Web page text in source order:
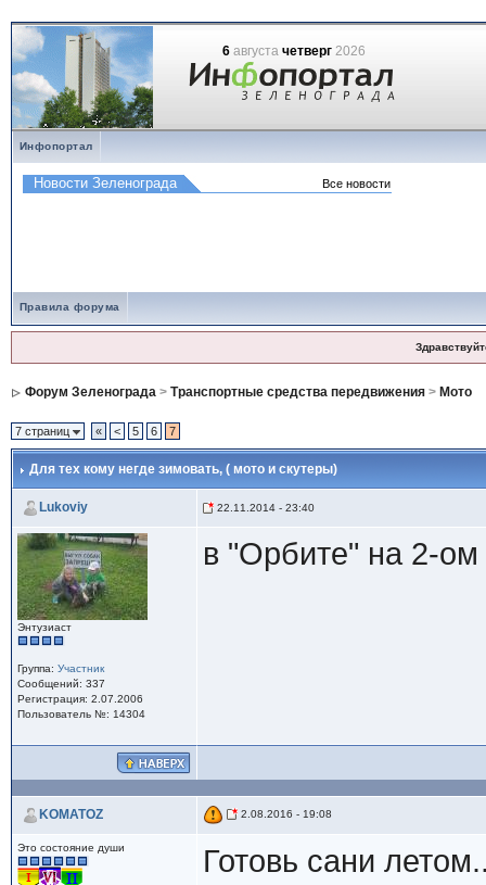
6августа четверг2026
Инфопортал
Правила форума
Форум Зеленограда> Транспортные средства передвижения> Мото
7 страниц « < 5 6 7
Для тех кому негде зимовать, ( мото и скутеры)
Lukoviy 22.11.2014 - 23:40
Энтузиаст
Группа: Участник
Сообщений: 337
Регистрация: 2.07.2006
Пользователь №: 14304
в "Орбите" на 2-
KOMATOZ 2.08.2016 - 19:08
Это состояние души
Готовь сани